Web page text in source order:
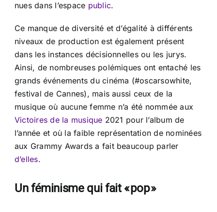
nues dans l’espace public.
Ce manque de diversité et d’égalité à différents
niveaux de production est également présent
dans les instances décisionnelles ou les jurys.
Ainsi, de nombreuses polémiques ont entaché les
grands événements du cinéma (#oscarsowhite,
festival de Cannes), mais aussi ceux de la
musique où aucune femme n’a été nommée aux
Victoires de la musique 2021 pour l’album de
l’année et où la faible représentation de nominées
aux Grammy Awards a fait beaucoup parler
d’elles.
Un féminisme qui fait « pop »